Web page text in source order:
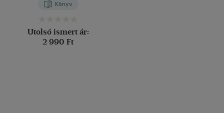
Könyv
Utolsó ismert ár:
2 990 Ft